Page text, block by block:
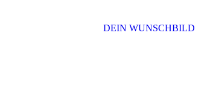
DEIN WUNSCHBILD